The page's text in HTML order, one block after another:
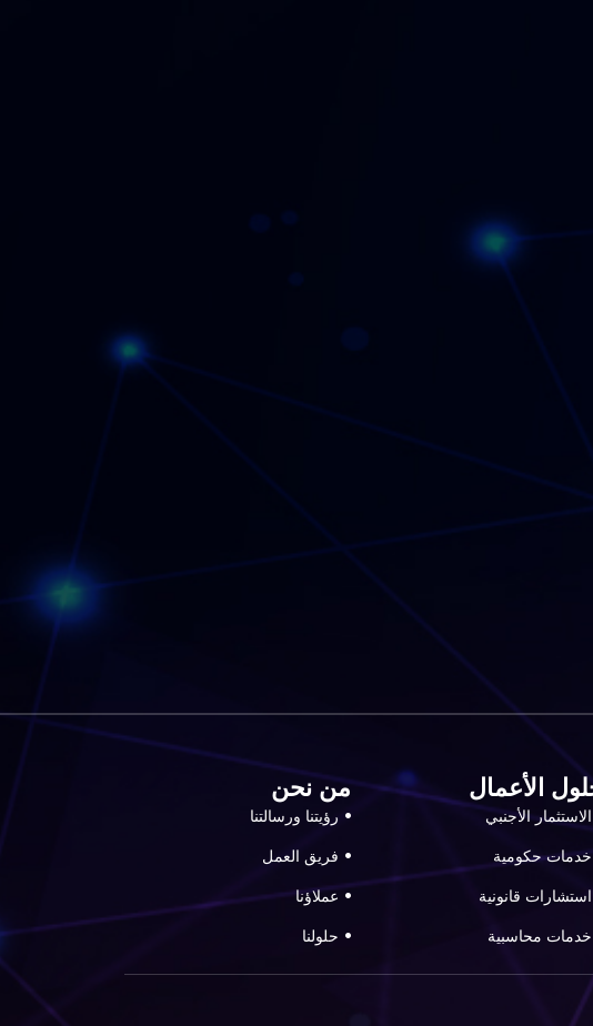
الأعمال
الاستثمار الأجنبي
خدمات حكومية
استشارات قانونية
خدمات محاسبية
من نحن
رؤيتنا ورسالتنا
فريق العمل
عملاؤنا
حلولنا